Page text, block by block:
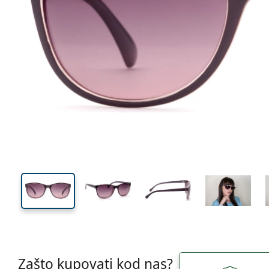
43 mm
Visina leće
55 mm
Širina leće
Zašto kupovati kod nas?